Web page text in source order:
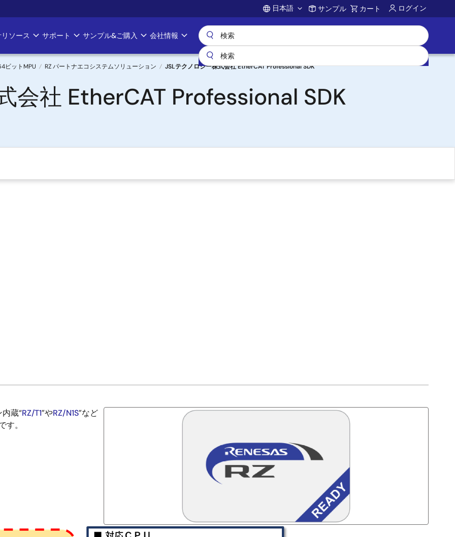
Account
日本語 サンプル カート ログイン
ソース サポート サンプル&ご購入 会社情報
ビットMPU RZ パートナエコシステムソリューション JSLテクノロジー株式会社 EtherCAT Professional SDK
会社 EtherCAT Professional SDK
蔵“RZ/T1”やRZ/N1S”など
。